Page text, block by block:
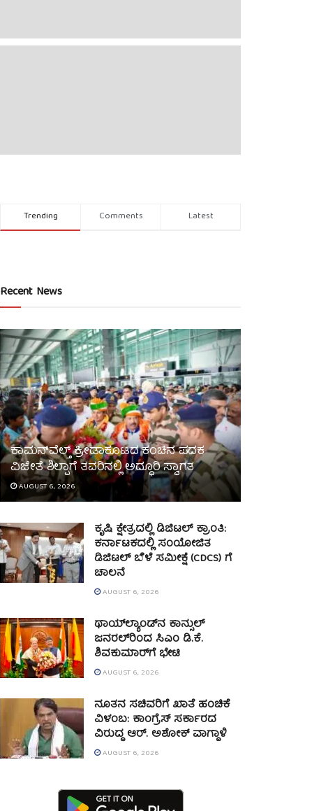
Trending Comments Latest
Recent News
ಕಾಮನ್‌ವೆಲ್ತ್ ಕ್ರೀಡಾಕೂಟದ ಕಂಚಿನ ಪದಕ
ವಿಜೇತೆ ಶಿಲ್ಪಾಗೆ ತವರಿನಲ್ಲಿ ಅದ್ಧೂರಿ ಸ್ವಾಗತ
AUGUST 6, 2026
ಕೃಷಿ ಕ್ಷೇತ್ರದಲ್ಲಿ ಡಿಜಿಟಲ್ ಕ್ರಾಂತಿ:
ಕರ್ನಾಟಕದಲ್ಲಿ ಸಂಯೋಜಿತ
ಡಿಜಿಟಲ್ ಬೆಳೆ ಸಮೀಕ್ಷೆ (CDCS) ಗೆ
ಚಾಲನೆ
AUGUST 6, 2026
ಥಾಯ್‌ಲ್ಯಾಂಡ್‌ನ ಕಾನ್ಸುಲ್
ಜನರಲ್‌ರಿಂದ ಸಿಎಂ ಡಿ.ಕೆ.
ಶಿವಕುಮಾರ್‌ಗೆ ಭೇಟಿ
AUGUST 6, 2026
ನೂತನ ಸಚಿವರಿಗೆ ಖಾತೆ ಹಂಚಿಕೆ
ವಿಳಂಬ: ಕಾಂಗ್ರೆಸ್ ಸರ್ಕಾರದ
ವಿರುದ್ಧ ಆರ್. ಅಶೋಕ್ ವಾಗ್ದಾಳಿ
AUGUST 6, 2026